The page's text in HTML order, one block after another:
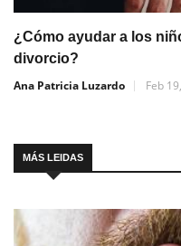
¿Cómo ayudar a los
divorcio?
Ana Patricia Luzardo
Feb
MÁS LEIDAS